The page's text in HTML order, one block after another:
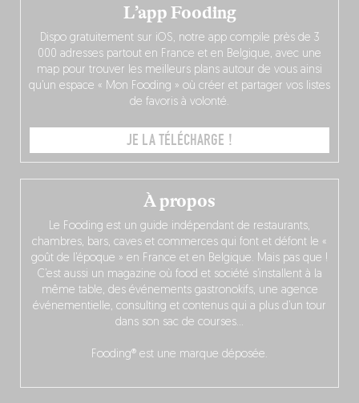
À propos
Le Fooding est un guide indépendant de restaurants,
chambres, bars, caves et commerces qui font et défont le «
goût de l’époque » en France et en Belgique. Mais pas que !
C’est aussi un magazine où food et société s’installent à la
même table, des événements gastronokifs, une agence
événementielle, consulting et contenus qui a plus d’un tour
dans son sac de courses…
Fooding® est une marque déposée.
L’app Fooding
Dispo gratuitement sur iOS, notre app compile près de 3
000 adresses partout en France et en Belgique, avec une
map pour trouver les meilleurs plans autour de vous ainsi
qu’un espace « Mon Fooding » où créer et partager vos listes
de favoris à volonté.
JE LA TÉLÉCHARGE !